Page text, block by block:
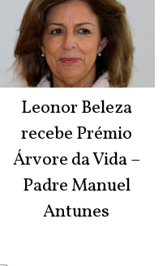
Leonor Beleza
recebe Prémio
Árvore da Vida –
Padre Manuel
Antunes